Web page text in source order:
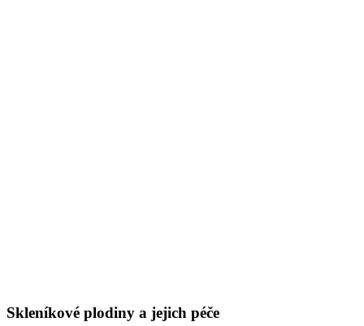
Skleníkové plodiny a jejich péče